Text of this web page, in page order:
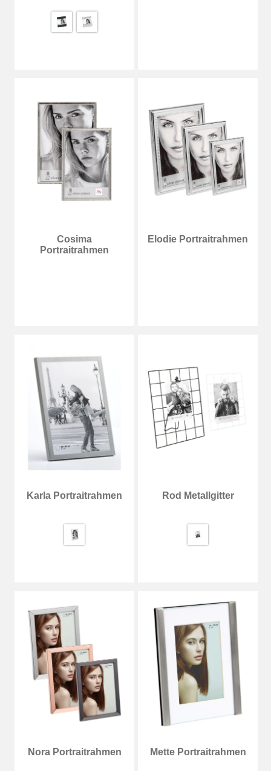
Cosima
Portraitrahmen
Elodie Portraitrahmen
Karla Portraitrahmen Rod Metallgitter
Nora Portraitrahmen Mette Portraitrahmen